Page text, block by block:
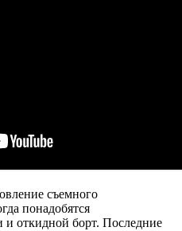
съемного
понадобятся
и откидной борт. Последние